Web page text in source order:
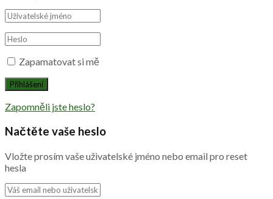
Zapamatovat si mě
Zapomněli jste heslo?
Načtěte vaše heslo
Vložte prosím vaše uživatelské jméno nebo email pro reset
hesla